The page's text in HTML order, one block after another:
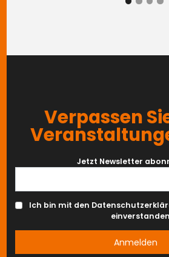
Verpassen
Jetzt Newsletter
Ich bin mit den